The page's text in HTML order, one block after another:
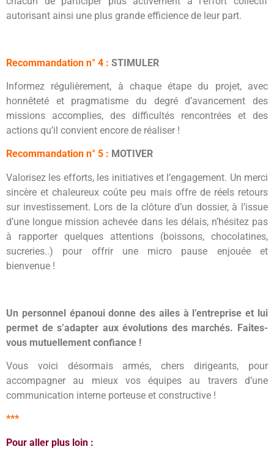
autorisant ainsi une plus grande efficience de leur part.
Recommandation n° 4 : STIMULER
Informez régulièrement, à chaque étape du projet, avec
honnêteté et pragmatisme du degré d’avancement des
missions accomplies, des difficultés rencontrées et des
actions qu’il convient encore de réaliser !
Recommandation n° 5 : MOTIVER
Valorisez les efforts, les initiatives et l’engagement. Un merci
sincère et chaleureux coûte peu mais offre de réels retours
sur investissement. Lors de la clôture d’un dossier, à l’issue
d’une longue mission achevée dans les délais, n’hésitez pas
à rapporter quelques attentions (boissons, chocolatines,
sucreries..) pour offrir une micro pause enjouée et
bienvenue !
Un personnel épanoui donne des ailes à l’entreprise et lui
permet de s’adapter aux évolutions des marchés. Faites-
vous mutuellement confiance !
Vous voici désormais armés, chers dirigeants, pour
accompagner au mieux vos équipes au travers d’une
communication interne porteuse et constructive !
***
Pour aller plus loin :